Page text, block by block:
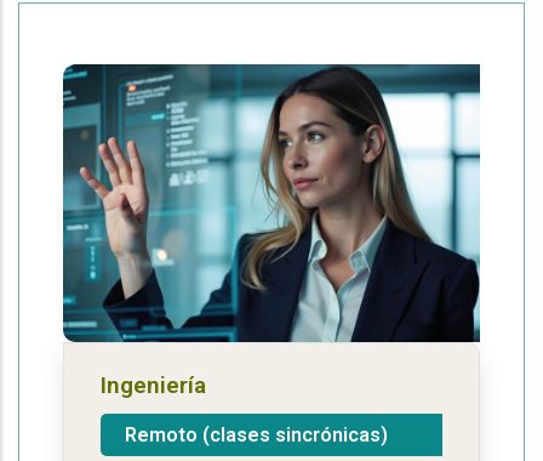
Ingeniería
Remoto (clases sincrónicas)